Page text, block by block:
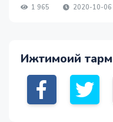
1 965 2020-10-06
Ижтимоий